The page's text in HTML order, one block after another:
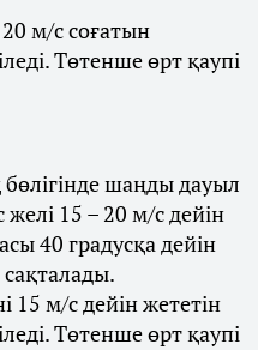
20 м/с соғатын
Төтенше өрт қаупі
шаңды дауыл
желі 15 – 20 м/с дейін
40 градусқа дейін
15 м/с дейін жететін
Төтенше өрт қаупі